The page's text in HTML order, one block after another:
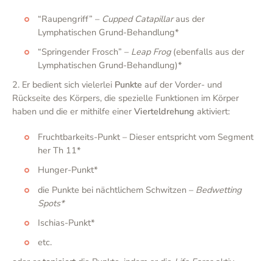
“Raupengriff” – Cupped Catapillaraus der
Lymphatischen Grund-Behandlung*
“Springender Frosch” – Leap Frog(ebenfalls aus der
Lymphatischen Grund-Behandlung)*
2. Er bedient sich vielerlei Punkte auf der Vorder- und
Rückseite des Körpers, die spezielle Funktionen im Körper
haben und die er mithilfe einer Vierteldrehung aktiviert:
Fruchtbarkeits-Punkt – Dieser entspricht vom Segment
her Th 11*
Hunger-Punkt*
die Punkte bei nächtlichem Schwitzen – Bedwetting
Spots*
Ischias-Punkt*
etc.